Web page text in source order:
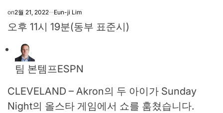
on2월 21, 2022 Eun-ji Lim
오후 11시 19분(동부 표준시)
팀 본템프ESPN
CLEVELAND – Akron의 두 아이가 Sunday
Night의 올스타 게임에서 쇼를 훔쳤습니다.